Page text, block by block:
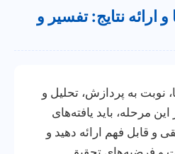
و ارائه نتایج: تفسیر و
نوبت به پردازش، تحلیل و
مرحله، باید یافته‌های
و قابل فهم ارائه دهید و